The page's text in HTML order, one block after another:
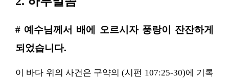
# 예수님께서 배에 오르시자 풍랑이 잔잔하게
되었습니다.
이 바다 위의 사건은 구약의 (시펀 107:25-30)에 기록